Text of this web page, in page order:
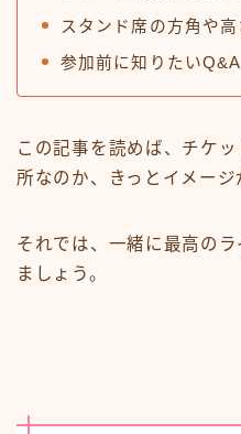
スタンド席の方角や
参加前に知りたいQ&A
この記事を読めば、チケ
所なのか、きっとイメージ
それでは、一緒に最高の
ましょう。